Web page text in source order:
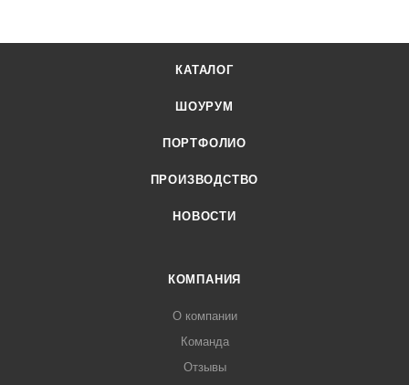
КАТАЛОГ
ШОУРУМ
ПОРТФОЛИО
ПРОИЗВОДСТВО
НОВОСТИ
КОМПАНИЯ
О компании
Команда
Отзывы